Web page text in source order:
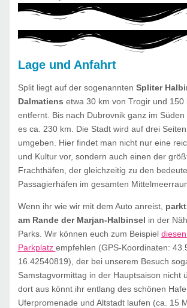
Lage und Anfahrt
Split liegt auf der sogenannten Spliter
Dalmatiens etwa 30 km von Trogir und 150
entfernt. Bis nach Dubrovnik ganz im
es ca. 230 km. Die Stadt wird auf drei
umgeben. Hier findet man nicht nur eine
und Kultur vor, sondern auch einen der
Frachthäfen, der gleichzeitig zu den
Passagierhäfen im gesamten
Wenn ihr wie wir mit dem Auto anreist,
am Rande der Marjan-Halbinsel in der
Parks. Wir können euch zum Beispiel
Parkplatz empfehlen (GPS-Koordinaten:
16.42540819), der bei unserem Besuch
Samstagvormittag in der Hauptsaison nicht
dort aus könnt ihr entlang des schönen
Uferpromenade und Altstadt laufen (ca. 15